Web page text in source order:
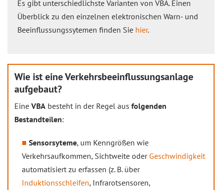
Es gibt unterschiedlichste Varianten von VBA. Einen
Überblick zu den einzelnen elektronischen Warn- und
Beeinflussungssytemen finden Sie hier.
Wie ist eine Verkehrsbeeinflussungsanlage
aufgebaut?
Eine VBA besteht in der Regel aus folgenden
Bestandteilen:
Sensorsyteme, um Kenngrößen wie
Verkehrsaufkommen, Sichtweite oder Geschwindigkeit
automatisiert zu erfassen (z. B. über
Induktionsschleifen, Infrarotsensoren,